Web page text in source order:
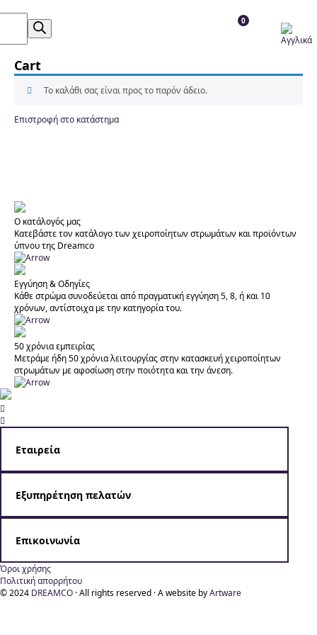
0
Cart
Το καλάθι σας είναι προς το παρόν άδειο.
Επιστροφή στο κατάστημα
Ο κατάλογός μας
Κατεβάστε τον κατάλογο των χειροποίητων στρωμάτων και προϊόντων
ύπνου της Dreamco
Εγγύηση & Οδηγίες
Κάθε στρώμα συνοδεύεται από πραγματική εγγύηση 5, 8, ή και 10
χρόνων, αντίστοιχα με την κατηγορία του.
50 χρόνια εμπειρίας
Μετράμε ήδη 50 χρόνια λειτουργίας στην κατασκευή χειροποίητων
στρωμάτων με αφοσίωση στην ποιότητα και την άνεση.


Εταιρεία
Η Dreamco ειδικεύεται στην κατασκευή χειροποίητων
στρωμάτων που συνδυάζουν την επιστημονική έρευνα με την
τέχνη της προσωπικής φροντίδας και δημιουργίας.
Εξυπηρέτηση πελατών
Η Dreamco προσφέρει γρήγορη και άμεση εξυπηρέτηση
πελατών, διασφαλίζοντας την απόλυτη ικανοποίησή τους.
Επικοινωνία
Email: info@dreamco.gr
Τηλέφωνα:+30 6972 300 310, +30 6974 703 656
Όροι χρήσης
Πολιτική απορρήτου
© 2024 DREAMCO · All rights reserved · A website byArtware